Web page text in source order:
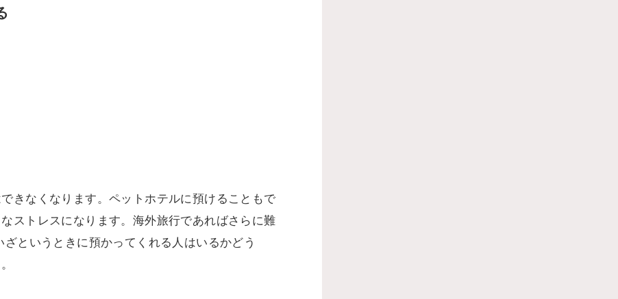
きなくなります。ペットホテルに預けることもで
ストレスになります。海外旅行であればさらに難
というときに預かってくれる人はいるかどう